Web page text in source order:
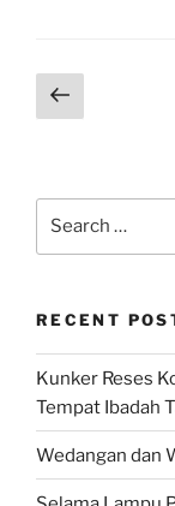
Posts
pagination
Previous
page
RECENT
Kunker Reses
Tempat Ibadah
Wedangan dan